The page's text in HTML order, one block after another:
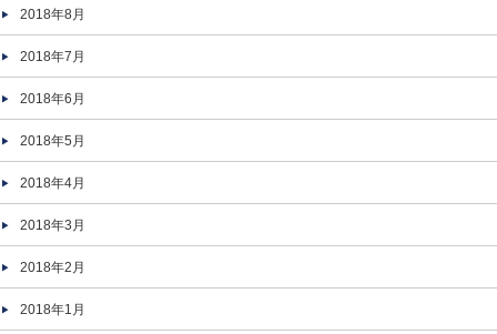
2018年8月
2018年7月
2018年6月
2018年5月
2018年4月
2018年3月
2018年2月
2018年1月